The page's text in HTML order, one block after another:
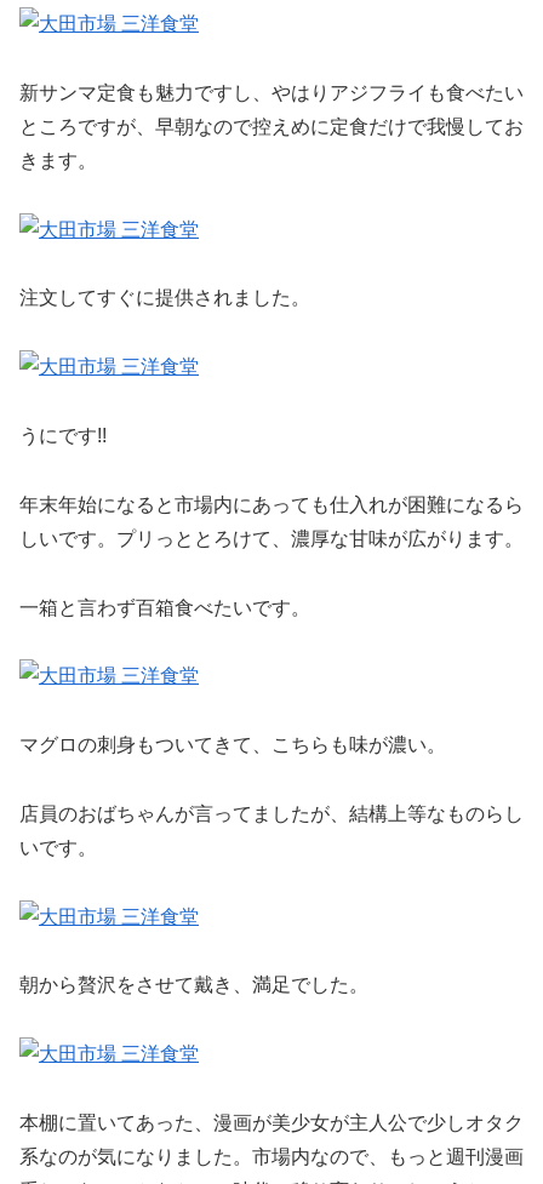
新サンマ定食も魅力ですし、やはりアジフライも食べたい
ところですが、早朝なので控えめに定食だけで我慢してお
きます。
注文してすぐに提供されました。
うにです!!
年末年始になると市場内にあっても仕入れが困難になるら
しいです。プリっととろけて、濃厚な甘味が広がります。
一箱と言わず百箱食べたいです。
マグロの刺身もついてきて、こちらも味が濃い。
店員のおばちゃんが言ってましたが、結構上等なものらし
いです。
朝から贅沢をさせて戴き、満足でした。
本棚に置いてあった、漫画が美少女が主人公で少しオタク
系なのが気になりました。市場内なので、もっと週刊漫画